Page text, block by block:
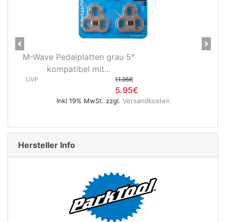
grau 5°
Versandkosten
Previous Next
Hersteller Info